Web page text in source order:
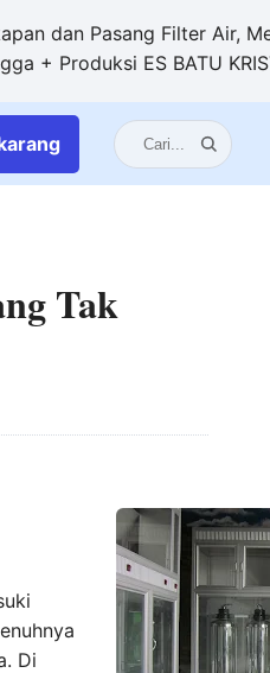
dan Pasang Filter Air,
+ Produksi ES BATU
Tak
Di